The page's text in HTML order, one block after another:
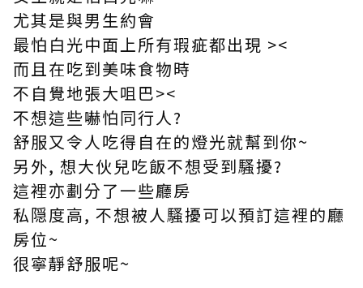
尤其是與男生約會
最怕白光中面上所有瑕疵都出現 ><
而且在吃到美味食物時
不自覺地張大咀巴><
不想這些嚇怕同行人?
舒服又令人吃得自在的燈光就幫到你~
另外, 想大伙兒吃飯不想受到騷擾?
這裡亦劃分了一些廳房
私隠度高, 不想被人騷擾可以預訂這裡的廳
房位~
很寧靜舒服呢~